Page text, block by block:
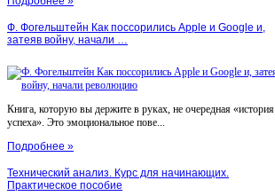
Ф. Фогельштейн Как поссорились Apple и Google и,
затеяв войну, начали …
Книга, которую вы держите в руках, не очередная «история
успеха». Это эмоциональное пове...
Подробнее »
Технический анализ. Курс для начинающих.
Практическое пособие